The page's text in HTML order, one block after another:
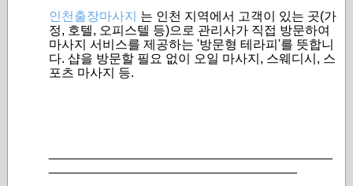
인천출장마사지
는 인천 지역에서 고객이 있는 곳(가
정, 호텔, 오피스텔 등)으로 관리사가 직접 방문하여
마사지 서비스를 제공하는 '방문형 테라피'를 뜻합니
다. 샵을 방문할 필요 없이 오일 마사지, 스웨디시, 스
포츠 마사지 등.